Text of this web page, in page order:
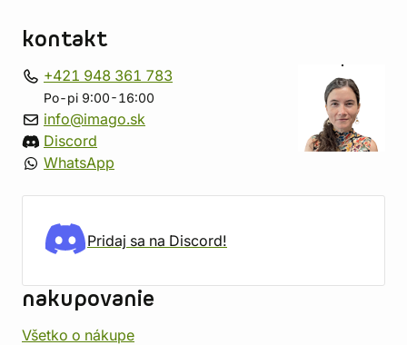
kontakt
+421 948 361 783
Po-pi 9:00-16:00
info@imago.sk
Discord
WhatsApp
Pridaj sa na Discord!
nakupovanie
Všetko o nákupe